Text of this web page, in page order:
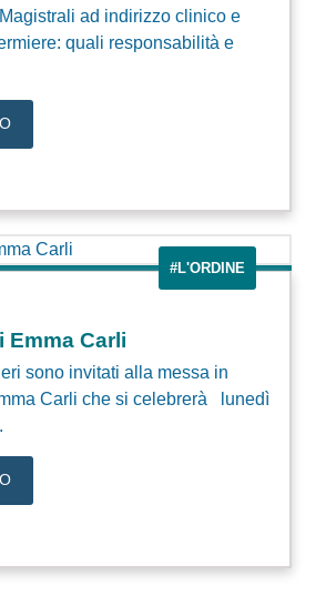
ad indirizzo clinico e
quali responsabilità e
#L'ORDINE
Emma Carli
sono invitati alla messa in
Carli che si celebrerà lunedì